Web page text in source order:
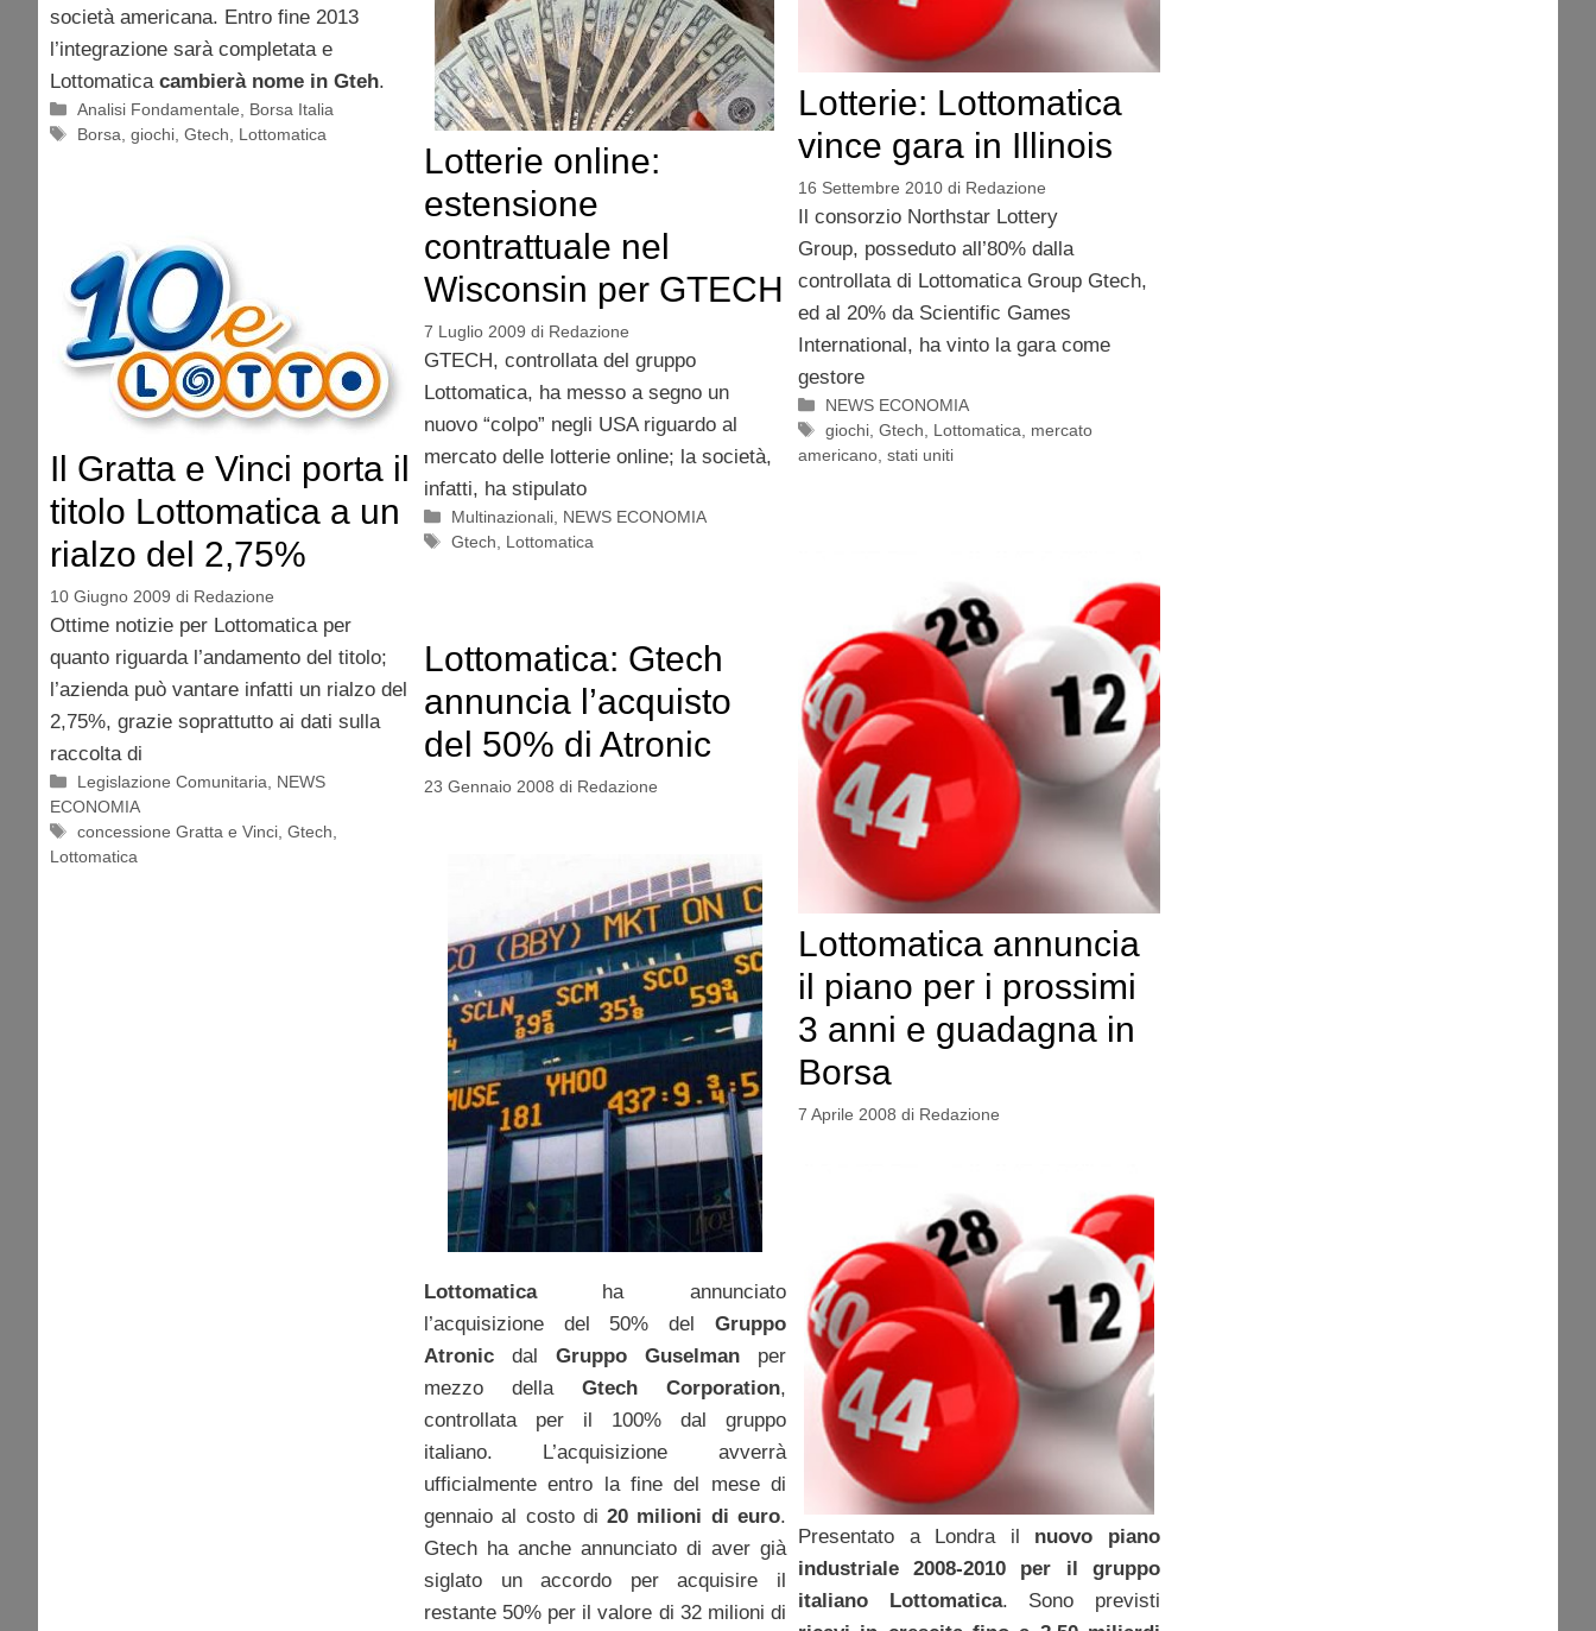
società americana. Entro fine 2013
l’integrazione sarà completata e
Lottomatica cambierà nome in Gteh.
Categorie
Analisi Fondamentale
Borsa Italia
Tag
Borsa ,giochi ,Gtech Lottomatica
Lotterie: Lottomatica
vince gara in Illinois
16 Settembre 2010 di Redazione
Il consorzio Northstar Lottery
Group, posseduto all’80% dalla
controllata di Lottomatica Group Gtech,
ed al 20% da Scientific Games
International, ha vinto la gara come
gestore
Categorie
NEWS ECONOMIA
Tag
giochi ,Gtech Lottomatica
mercato
americano, stati uniti
Lotterie online:
estensione
contrattuale nel
Wisconsin per GTECH
7 Luglio 2009 di Redazione
GTECH, controllata del gruppo
Lottomatica, ha messo a segno un
nuovo “colpo” negli USA riguardo al
mercato delle lotterie online; la società,
infatti, ha stipulato
Categorie
Multinazionali NEWS ECONOMIA
Tag
Gtech Lottomatica
Il Gratta e Vinci porta il
titolo Lottomatica a un
rialzo del 2,75%
10 Giugno 2009 di Redazione
Ottime notizie per Lottomatica per
quanto riguarda l’andamento del titolo;
l’azienda può vantare infatti un rialzo del
2,75%, grazie soprattutto ai dati sulla
raccolta di
Categorie
Legislazione Comunitaria
NEWS
ECONOMIA
Tag
concessione Gratta e Vinci ,Gtech
Lottomatica
Lottomatica annuncia
il piano per i prossimi
3 anni e guadagna in
Borsa
7 Aprile 2008 di Redazione
Presentato a Londra il nuovo piano
industriale 2008-2010 per il gruppo
italiano Lottomatica. Sono previsti
Lottomatica: Gtech
annuncia l’acquisto
del 50% di Atronic
23 Gennaio 2008 di Redazione
Lottomatica ha annunciato
l’acquisizione del 50% del Gruppo
Atronicdal Gruppo Guselmanper
mezzo della Gtech Corporation,
controllata per il 100% dal gruppo
italiano. L’acquisizione avverrà
ufficialmente entro la fine del mese di
gennaio al costo di20 milioni di euro.
Gtech ha anche annunciato di aver già
siglato un accordo per acquisire il
restante 50% per il valore di 32 milioni di